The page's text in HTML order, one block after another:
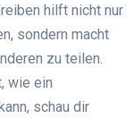
hilft nicht nur
sondern macht
zu teilen.
wie ein
schau dir